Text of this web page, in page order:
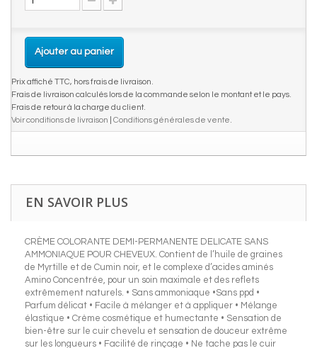
Ajouter au panier
Prix affiché TTC, hors frais de livraison.
Frais de livraison calculés lors de la commande selon le montant et le pays.
Frais de retour à la charge du client.
Voir conditions de livraison
Conditions générales de vente
EN SAVOIR PLUS
CRÈME COLORANTE DEMI-PERMANENTE DELICATE SANS
AMMONIAQUE POUR CHEVEUX. Contient de l’huile de graines
de Myrtille et de Cumin noir, et le complexe d’acides aminés
Amino Concentrée, pour un soin maximale et des reflets
extrêmement naturels. • Sans ammoniaque •Sans ppd •
Parfum délicat • Facile à mélanger et à appliquer • Mélange
élastique • Crème cosmétique et humectante • Sensation de
bien-être sur le cuir chevelu et sensation de douceur extrême
sur les longueurs • Facilité de rinçage • Ne tache pas le cuir